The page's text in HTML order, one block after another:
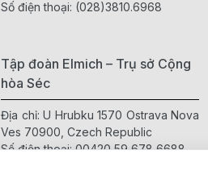
Số điện thoại: (028)3810.6968
Tập đoàn Elmich – Trụ sở Cộng
hòa Séc
Địa chỉ: U Hrubku 1570 Ostrava Nova
Ves 70900, Czech Republic
Số điện thoại:00420 59 678 6688